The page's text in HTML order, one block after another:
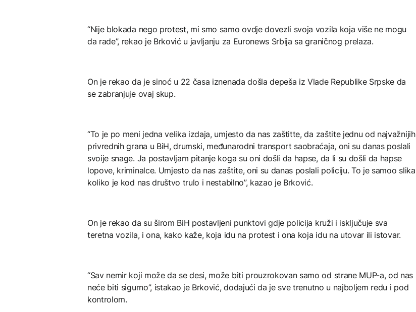
“Nije blokada nego protest, mi smo samo ovdje dovezli svoja vozila koja više ne mogu
da rade”, rekao je Brković u javljanju za Euronews Srbija sa graničnog prelaza.
On je rekao da je sinoć u 22 časa iznenada došla depeša iz Vlade Republike Srpske da
se zabranjuje ovaj skup.
“To je po meni jedna velika izdaja, umjesto da nas zaštitte, da zaštite jednu od najvažnijih
privrednih grana u BiH, drumski, međunarodni transport saobraćaja, oni su danas poslali
svoije snage. Ja postavljam pitanje koga su oni došli da hapse, da li su došli da hapse
lopove, kriminalce. Umjesto da nas zaštite, oni su danas poslali policiju. To je samoo slika
koliko je kod nas društvo trulo i nestabilno”, kazao je Brković.
On je rekao da su širom BiH postavljeni punktovi gdje policija kruži i isključuje sva
teretna vozila, i ona, kako kaže, koja idu na protest i ona koja idu na utovar ili istovar.
“Sav nemir koji može da se desi, može biti prouzrokovan samo od strane MUP-a, od nas
neće biti sigurno”, istakao je Brković, dodajući da je sve trenutno u najboljem redu i pod
kontrolom.